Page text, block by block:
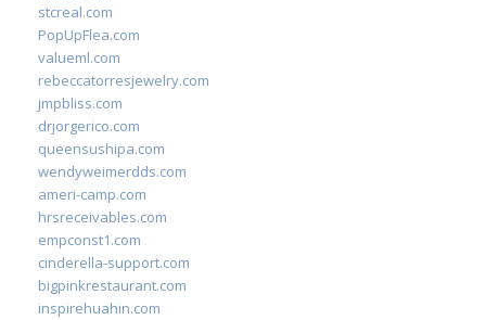
stcreal.com
PopUpFlea.com
valueml.com
rebeccatorresjewelry.com
jmpbliss.com
drjorgerico.com
queensushipa.com
wendyweimerdds.com
ameri-camp.com
hrsreceivables.com
empconst1.com
cinderella-support.com
bigpinkrestaurant.com
inspirehuahin.com